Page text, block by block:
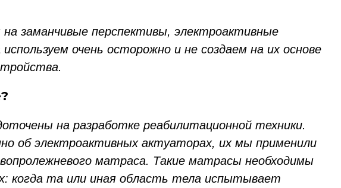
заманчивые перспективы, электроактивные
очень осторожно и не создаем на их основе
на разработке реабилитационной техники.
об электроактивных актуаторах, их мы применили
матраса. Такие матрасы необходимы
когда та или иная область тела испытывает